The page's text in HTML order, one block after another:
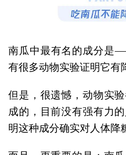
南瓜中最有名的成分是
有很多动物实验证明它有
但是，很遗憾，动物实
成的，目前没有强有力
明这种成分确实对人体降